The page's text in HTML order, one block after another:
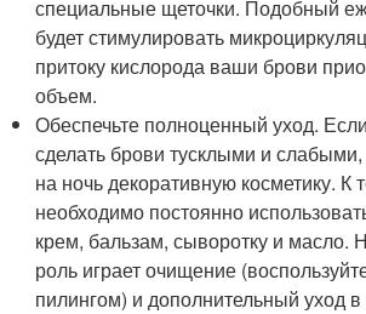
специальные щеточки. Подобный
будет стимулировать
притоку кислорода ваши брови
объем.
Обеспечьте полноценный уход.
сделать брови тусклыми и
на ночь декоративную косметику. К
необходимо постоянно
крем, бальзам, сыворотку и
роль играет очищение
пилингом) и дополнительный уход